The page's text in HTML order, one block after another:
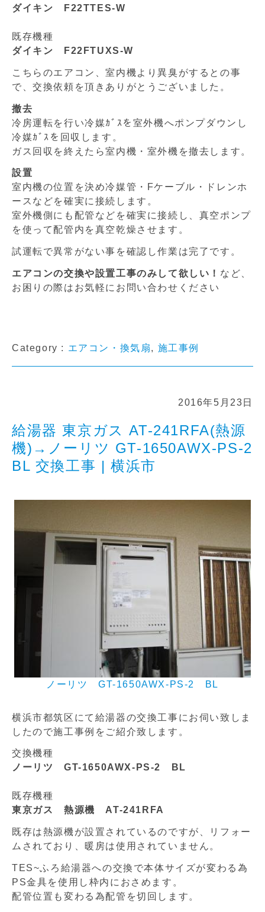
ダイキン F22TTES-W
既存機種
ダイキン F22FTUXS-W
こちらのエアコン、室内機より異臭がするとの事
で、交換依頼を頂きありがとうございました。
撤去
冷房運転を行い冷媒ｶﾞｽを室外機へポンプダウンし
冷媒ｶﾞｽを回収します。
ガス回収を終えたら室内機・室外機を撤去します。
設置
室内機の位置を決め冷媒管・Fケーブル・ドレンホ
ースなどを確実に接続します。
室外機側にも配管などを確実に接続し、真空ポンプ
を使って配管内を真空乾燥させます。
試運転で異常がない事を確認し作業は完了です。
エアコンの交換や設置工事のみして欲しい！ など、
お困りの際はお気軽にお問い合わせください
Category : エアコン・換気扇, 施工事例
2016年5月23日
給湯器 東京ガス AT-241RFA(熱源
機)→ノーリツ GT-1650AWX-PS-2
BL 交換工事 | 横浜市
ノーリツ GT-1650AWX-PS-2 BL
横浜市都筑区にて給湯器の交換工事にお伺い致しま
したので施工事例をご紹介致します。
交換機種
ノーリツ GT-1650AWX-PS-2 BL
既存機種
東京ガス 熱源機 AT-241RFA
既存は熱源機が設置されているのですが、リフォー
ムされており、暖房は使用されていません。
TES~ふろ給湯器への交換で本体サイズが変わる為
PS金具を使用し枠内におさめます。
配管位置も変わる為配管を切回します。